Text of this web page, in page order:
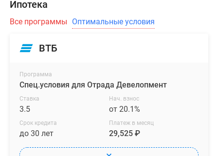
Ипотека
Все программы Оптимальные условия
ВТБ
Программа
Спец.условия для Отрада Девелопмент
Ставка
3.5
Нач. взнос
от 20.1%
Срок кредита
до 30 лет
Платеж в месяц
29,525 ₽